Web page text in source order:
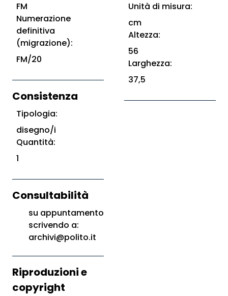
FM
Numerazione
definitiva
(migrazione):
FM/20
Consistenza
Tipologia:
disegno/i
Quantità:
1
Consultabilità
su appuntamento
scrivendo a:
archivi@polito.it
Riproduzioni e
copyright
Unità di misura:
cm
Altezza:
56
Larghezza:
37,5